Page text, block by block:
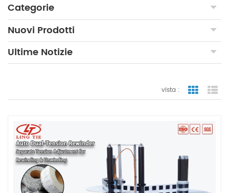
Categorie
Nuovi Prodotti
Ultime Notizie
vista : vista a